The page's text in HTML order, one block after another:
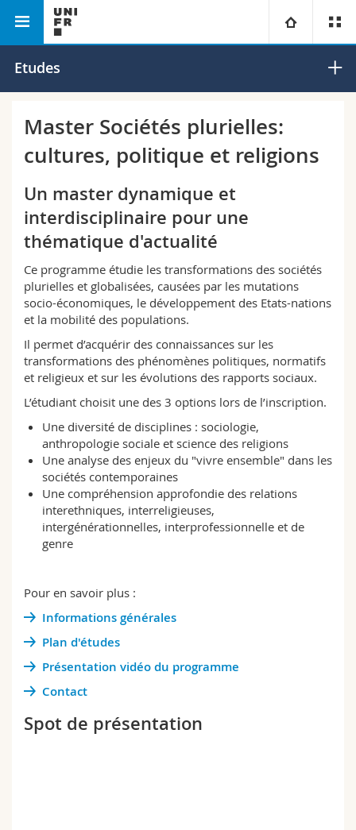
Université
Campus
Recherche
Université
Formation continue
Théologie
Droit
Sciences économiques et sociales et management
Lettres et sciences humaines
Sciences de l'éducation et de la formation
Sciences et médecine
Interfacultaire
Vous êtes
Futurs étudiants
Etudiants
Médias
Chercheurs
Collaborateurs
Doctorants
Ressources
Annuaire du personnel
Plan d'accès
Bibliothèques
Webmail
Programme des cours
MyUnifr
Faculté des lettres et des
Département des sciences
Etudes
Master Sociétés plurielles:
cultures, politique et religions
Un master dynamique et
interdisciplinaire pour une
thématique d'actualité
Ce programme étudie les transformations des sociétés
plurielles et globalisées, causées par les mutations
socio-économiques, le développement des Etats-nations
et la mobilité des populations.
Il permet d’acquérir des connaissances sur les
transformations des phénomènes politiques, normatifs
et religieux et sur les évolutions des rapports sociaux.
L’étudiant choisit une des 3 options lors de l’inscription.
Une diversité de disciplines : sociologie,
anthropologie sociale et science des religions
Une analyse des enjeux du "vivre ensemble" dans les
sociétés contemporaines
Une compréhension approfondie des relations
interethniques, interreligieuses,
intergénérationnelles, interprofessionnelle et de
genre
Pour en savoir plus :
Informations générales
Plan d'études
Présentation vidéo du programme
Contact
Spot de présentation